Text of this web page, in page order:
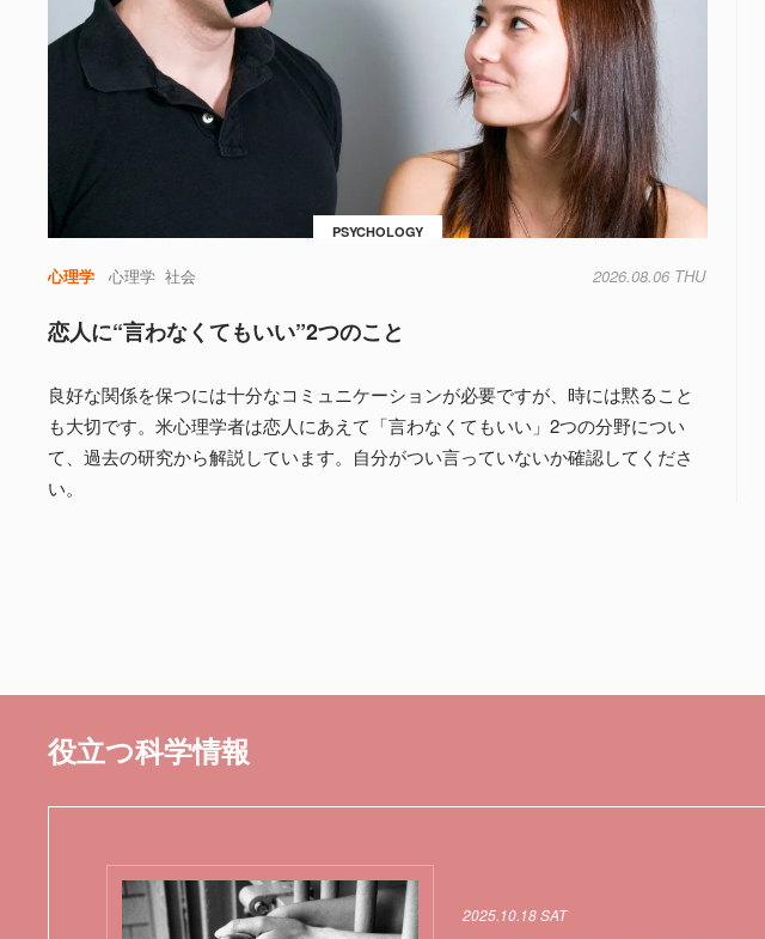
PSYCHOLOGY
心理学 心理学 社会 2026.08.06 THU
恋人に“言わなくてもいい”2つのこと
良好な関係を保つには十分なコミュニケーションが必要ですが、時には黙ること
も大切です。米心理学者は恋人にあえて「言わなくてもいい」2つの分野につい
て、過去の研究から解説しています。自分がつい言っていないか確認してくださ
い。
役立つ科学情報
2025.10.18 SAT